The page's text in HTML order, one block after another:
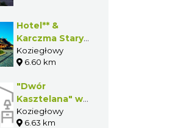
Hotel** &
Karczma Stary
Młyn w
Koziegłowach
Koziegłowy
6.60 km
"Dwór
Kasztelana" w
Koziegłowach
Koziegłowy
6.63 km